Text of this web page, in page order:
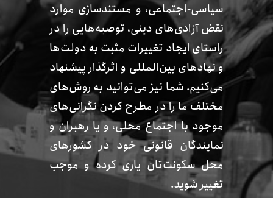
سیاسی-اجتماعی، و مستندسازی موارد
نقض آزادی‌های دینی، توصیه‌هایی را در
راستای ایجاد تغییرات مثبت به دولت‌ها
و نهادهای بین‌المللی و اثرگذار پیشنهاد
می‌کنیم. شما نیز می‌توانید به روش‌های
مختلف ما را در مطرح کردن نگرانی‌های
موجود با اجتماع محلی، و یا رهبران و
نمایندگان قانونی خود در کشورهای
محل سکونت‌تان یاری کرده و موجب
تغییر شوید.